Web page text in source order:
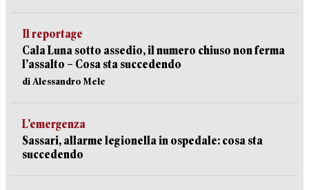
Il reportage
Cala Luna sotto assedio, il numero chiuso non ferma
l’assalto – Cosa sta succedendo
di Alessandro Mele
L’emergenza
Sassari, allarme legionella in ospedale: cosa sta
succedendo